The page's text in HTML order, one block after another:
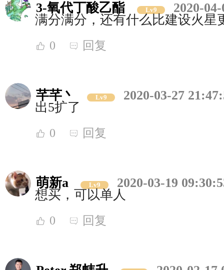
3-氧代丁酸乙酯 Lv9
2020-
满分满分，还有什么比建设火星
0 回复
芊芊丶 Lv9
2020-03-27
出5扩了
0 回复
萌新a Lv9
2020-03-19
想买，可以单人
0 回复